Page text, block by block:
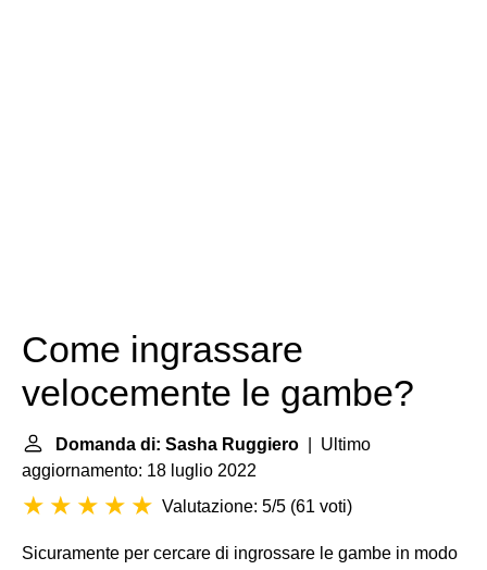
Come ingrassare
velocemente le gambe?
Domanda di: Sasha Ruggiero | Ultimo
aggiornamento: 18 luglio 2022
Valutazione: 5/5 (61 voti)
Sicuramente per cercare di ingrossare le gambe in modo